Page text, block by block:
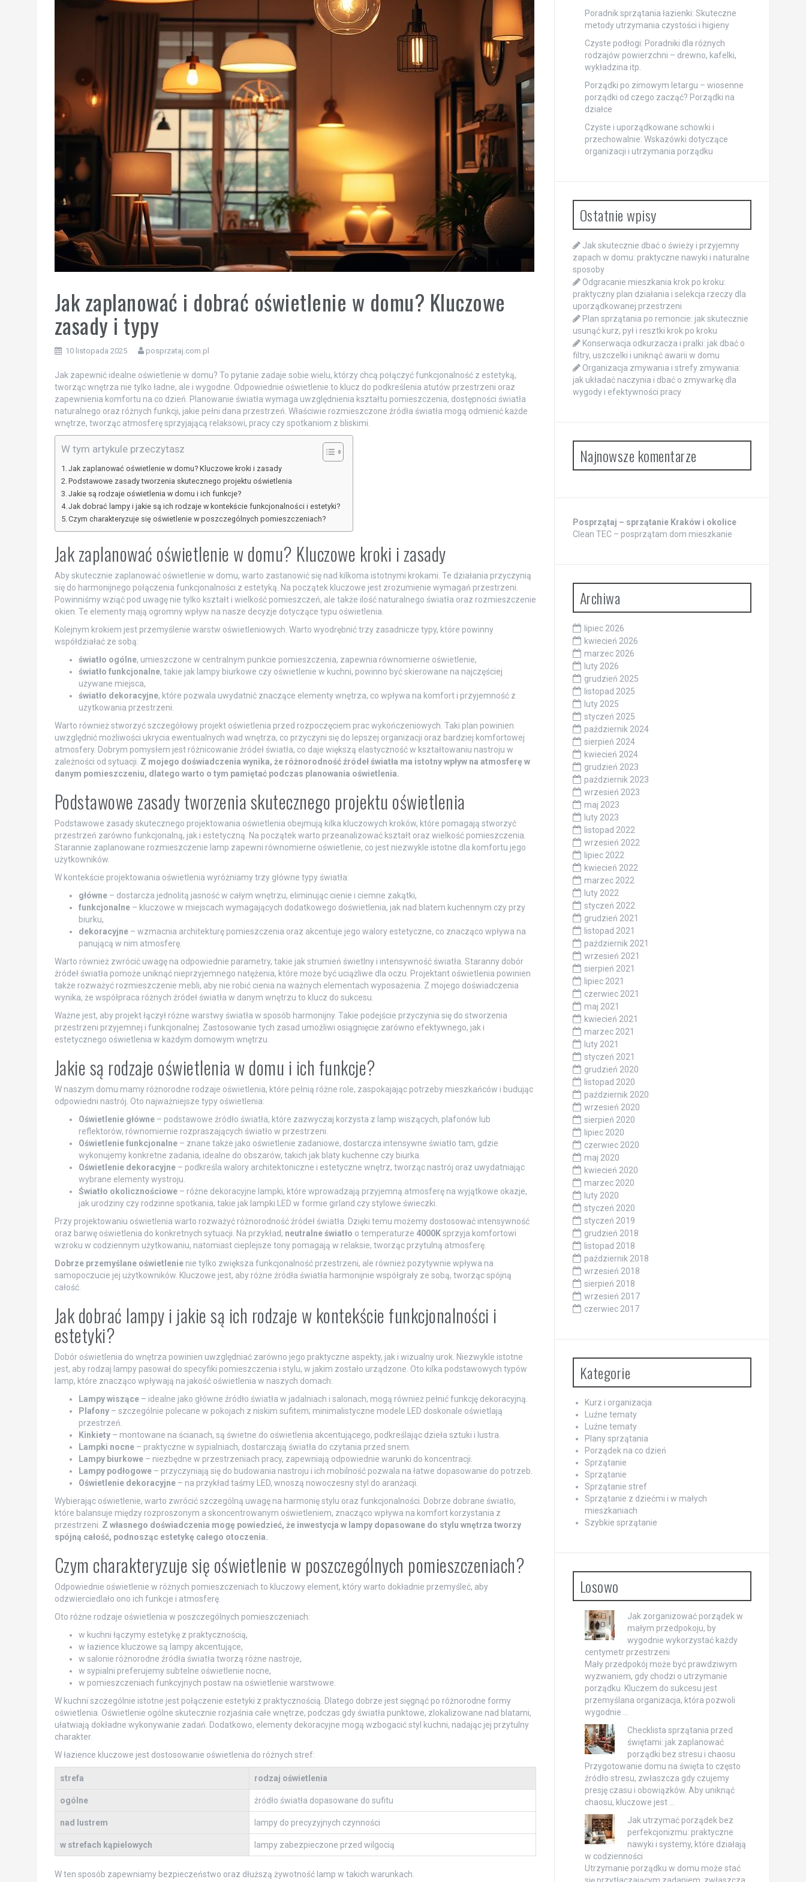
Jak zaplanować i dobrać oświetlenie w domu? Kluczowe
zasady i typy
10 listopada 2025 posprzataj.com.pl
Jak zapewnić idealne oświetlenie w domu? To pytanie zadaje sobie wielu, którzy chcą połączyć funkcjonalność z estetyką,
tworząc wnętrza nie tylko ładne, ale i wygodne. Odpowiednie oświetlenie to klucz do podkreślenia atutów przestrzeni oraz
zapewnienia komfortu na co dzień. Planowanie światła wymaga uwzględnienia kształtu pomieszczenia, dostępności światła
naturalnego oraz różnych funkcji, jakie pełni dana przestrzeń. Właściwie rozmieszczone źródła światła mogą odmienić każde
wnętrze, tworząc atmosferę sprzyjającą relaksowi, pracy czy spotkaniom z bliskimi.
W tym artykule przeczytasz
Jak zaplanować oświetlenie w domu? Kluczowe kroki i zasady
Podstawowe zasady tworzenia skutecznego projektu oświetlenia
Jakie są rodzaje oświetlenia w domu i ich funkcje?
Jak dobrać lampy i jakie są ich rodzaje w kontekście funkcjonalności i estetyki?
Czym charakteryzuje się oświetlenie w poszczególnych pomieszczeniach?
Jak zaplanować oświetlenie w domu? Kluczowe kroki i zasady
Aby skutecznie zaplanować oświetlenie w domu, warto zastanowić się nad kilkoma istotnymi krokami. Te działania przyczynią
się do harmonijnego połączenia funkcjonalności z estetyką. Na początek kluczowe jest zrozumienie wymagań przestrzeni.
Powinniśmy wziąć pod uwagę nie tylko kształt i wielkość pomieszczeń, ale także ilość naturalnego światła oraz rozmieszczenie
okien. Te elementy mają ogromny wpływ na nasze decyzje dotyczące typu oświetlenia.
Kolejnym krokiem jest przemyślenie warstw oświetleniowych. Warto wyodrębnić trzy zasadnicze typy, które powinny
współdziałać ze sobą:
światło ogólne, umieszczone w centralnym punkcie pomieszczenia, zapewnia równomierne oświetlenie,
światło funkcjonalne, takie jak lampy biurkowe czy oświetlenie w kuchni, powinno być skierowane na najczęściej
używane miejsca,
światło dekoracyjne, które pozwala uwydatnić znaczące elementy wnętrza, co wpływa na komfort i przyjemność z
użytkowania przestrzeni.
Warto również stworzyć szczegółowy projekt oświetlenia przed rozpoczęciem prac wykończeniowych. Taki plan powinien
uwzględnić możliwości ukrycia ewentualnych wad wnętrza, co przyczyni się do lepszej organizacji oraz bardziej komfortowej
atmosfery. Dobrym pomysłem jest różnicowanie źródeł światła, co daje większą elastyczność w kształtowaniu nastroju w
zależności od sytuacji. Z mojego doświadczenia wynika, że różnorodność źródeł światła ma istotny wpływ na atmosferę w
danym pomieszczeniu, dlatego warto o tym pamiętać podczas planowania oświetlenia.
Podstawowe zasady tworzenia skutecznego projektu oświetlenia
Podstawowe zasady skutecznego projektowania oświetlenia obejmują kilka kluczowych kroków, które pomagają stworzyć
przestrzeń zarówno funkcjonalną, jak i estetyczną. Na początek warto przeanalizować kształt oraz wielkość pomieszczenia.
Starannie zaplanowane rozmieszczenie lamp zapewni równomierne oświetlenie, co jest niezwykle istotne dla komfortu jego
użytkowników.
W kontekście projektowania oświetlenia wyróżniamy trzy główne typy światła:
główne– dostarcza jednolitą jasność w całym wnętrzu, eliminując cienie i ciemne zakątki,
funkcjonalne– kluczowe w miejscach wymagających dodatkowego doświetlenia, jak nad blatem kuchennym czy przy
biurku,
dekoracyjne– wzmacnia architekturę pomieszczenia oraz akcentuje jego walory estetyczne, co znacząco wpływa na
panującą w nim atmosferę.
Warto również zwrócić uwagę na odpowiednie parametry, takie jak strumień świetlny i intensywność światła. Staranny dobór
źródeł światła pomoże uniknąć nieprzyjemnego natężenia, które może być uciążliwe dla oczu. Projektant oświetlenia powinien
także rozważyć rozmieszczenie mebli, aby nie robić cienia na ważnych elementach wyposażenia. Z mojego doświadczenia
wynika, że współpraca różnych źródeł światła w danym wnętrzu to klucz do sukcesu.
Ważne jest, aby projekt łączył różne warstwy światła w sposób harmonijny. Takie podejście przyczynia się do stworzenia
przestrzeni przyjemnej i funkcjonalnej. Zastosowanie tych zasad umożliwi osiągnięcie zarówno efektywnego, jak i
estetycznego oświetlenia w każdym domowym wnętrzu.
Jakie są rodzaje oświetlenia w domu i ich funkcje?
W naszym domu mamy różnorodne rodzaje oświetlenia, które pełnią różne role, zaspokajając potrzeby mieszkańców i budując
odpowiedni nastrój. Oto najważniejsze typy oświetlenia:
Oświetlenie główne– podstawowe źródło światła, które zazwyczaj korzysta z lamp wiszących, plafonów lub
reflektorów, równomiernie rozpraszających światło w przestrzeni.
Oświetlenie funkcjonalne– znane także jako oświetlenie zadaniowe, dostarcza intensywne światło tam, gdzie
wykonujemy konkretne zadania, idealne do obszarów, takich jak blaty kuchenne czy biurka.
Oświetlenie dekoracyjne– podkreśla walory architektoniczne i estetyczne wnętrz, tworząc nastrój oraz uwydatniając
wybrane elementy wystroju.
Światło okolicznościowe– różne dekoracyjne lampki, które wprowadzają przyjemną atmosferę na wyjątkowe okazje,
jak urodziny czy rodzinne spotkania, takie jak lampki LED w formie girland czy stylowe świeczki.
Przy projektowaniu oświetlenia warto rozważyć różnorodność źródeł światła. Dzięki temu możemy dostosować intensywność
oraz barwę oświetlenia do konkretnych sytuacji. Na przykład, neutralne światło o temperaturze 4000Ksprzyja komfortowi
wzroku w codziennym użytkowaniu, natomiast cieplejsze tony pomagają w relaksie, tworząc przytulną atmosferę.
Dobrze przemyślane oświetlenienie tylko zwiększa funkcjonalność przestrzeni, ale również pozytywnie wpływa na
samopoczucie jej użytkowników. Kluczowe jest, aby różne źródła światła harmonijnie współgrały ze sobą, tworząc spójną
całość.
Jak dobrać lampy i jakie są ich rodzaje w kontekście funkcjonalności i
estetyki?
Dobór oświetlenia do wnętrza powinien uwzględniać zarówno jego praktyczne aspekty, jak i wizualny urok. Niezwykle istotne
jest, aby rodzaj lampy pasował do specyfiki pomieszczenia i stylu, w jakim zostało urządzone. Oto kilka podstawowych typów
lamp, które znacząco wpływają na jakość oświetlenia w naszych domach:
Lampy wiszące– idealne jako główne źródło światła w jadalniach i salonach, mogą również pełnić funkcję dekoracyjną.
Plafony– szczególnie polecane w pokojach z niskim sufitem; minimalistyczne modele LED doskonale oświetlają
przestrzeń.
Kinkiety– montowane na ścianach, są świetne do oświetlenia akcentującego, podkreślając dzieła sztuki i lustra.
Lampki nocne– praktyczne w sypialniach, dostarczają światła do czytania przed snem.
Lampy biurkowe– niezbędne w przestrzeniach pracy, zapewniają odpowiednie warunki do koncentracji.
Lampy podłogowe– przyczyniają się do budowania nastroju i ich mobilność pozwala na łatwe dopasowanie do potrzeb.
Oświetlenie dekoracyjne– na przykład taśmy LED, wnoszą nowoczesny styl do aranżacji.
Wybierając oświetlenie, warto zwrócić szczególną uwagę na harmonię stylu oraz funkcjonalności. Dobrze dobrane światło,
które balansuje między rozproszonym a skoncentrowanym oświetleniem, znacząco wpływa na komfort korzystania z
przestrzeni. Z własnego doświadczenia mogę powiedzieć, że inwestycja w lampy dopasowane do stylu wnętrza tworzy
spójną całość, podnosząc estetykę całego otoczenia.
Czym charakteryzuje się oświetlenie w poszczególnych pomieszczeniach?
Odpowiednie oświetlenie w różnych pomieszczeniach to kluczowy element, który warto dokładnie przemyśleć, aby
odzwierciedlało ono ich funkcje i atmosferę.
Oto różne rodzaje oświetlenia w poszczególnych pomieszczeniach:
w kuchni łączymy estetykę z praktycznością,
w łazience kluczowe są lampy akcentujące,
w salonie różnorodne źródła światła tworzą różne nastroje,
w sypialni preferujemy subtelne oświetlenie nocne,
w pomieszczeniach funkcyjnych postaw na oświetlenie warstwowe.
W kuchni szczególnie istotne jest połączenie estetyki z praktycznością. Dlatego dobrze jest sięgnąć po różnorodne formy
oświetlenia. Oświetlenie ogólne skutecznie rozjaśnia całe wnętrze, podczas gdy światła punktowe, zlokalizowane nad blatami,
ułatwiają dokładne wykonywanie zadań. Dodatkowo, elementy dekoracyjne mogą wzbogacić styl kuchni, nadając jej przytulny
charakter.
W łazience kluczowe jest dostosowanie oświetlenia do różnych stref:
strefa rodzaj oświetlenia
ogólne źródło światła dopasowane do sufitu
nad lustrem lampy do precyzyjnych czynności
w strefach kąpielowych lampy zabezpieczone przed wilgocią
W ten sposób zapewniamy bezpieczeństwo oraz dłuższą żywotność lamp w takich warunkach.
Poradnik sprzątania łazienki: Skuteczne
metody utrzymania czystości i higieny
Czyste podłogi: Poradniki dla różnych
rodzajów powierzchni – drewno, kafelki,
wykładzina itp.
Porządki po zimowym letargu – wiosenne
porządki od czego zacząć? Porządki na
działce
Czyste i uporządkowane schowki i
przechowalnie: Wskazówki dotyczące
organizacji i utrzymania porządku
Ostatnie wpisy
Jak skutecznie dbać o świeży i przyjemny
zapach w domu: praktyczne nawyki i naturalne
sposoby
Odgracanie mieszkania krok po kroku:
praktyczny plan działania i selekcja rzeczy dla
uporządkowanej przestrzeni
Plan sprzątania po remoncie: jak skutecznie
usunąć kurz, pył i resztki krok po kroku
Konserwacja odkurzacza i pralki: jak dbać o
filtry, uszczelki i uniknąć awarii w domu
Organizacja zmywania i strefy zmywania:
jak układać naczynia i dbać o zmywarkę dla
wygody i efektywności pracy
Najnowsze komentarze
Posprzątaj – sprzątanie Kraków i okolice
Clean TEC – posprzątam dom mieszkanie
Archiwa
lipiec 2026
kwiecień 2026
marzec 2026
luty 2026
grudzień 2025
listopad 2025
luty 2025
styczeń 2025
październik 2024
sierpień 2024
kwiecień 2024
grudzień 2023
październik 2023
wrzesień 2023
maj 2023
luty 2023
listopad 2022
wrzesień 2022
lipiec 2022
kwiecień 2022
marzec 2022
luty 2022
styczeń 2022
grudzień 2021
listopad 2021
październik 2021
wrzesień 2021
sierpień 2021
lipiec 2021
czerwiec 2021
maj 2021
kwiecień 2021
marzec 2021
luty 2021
styczeń 2021
grudzień 2020
listopad 2020
październik 2020
wrzesień 2020
sierpień 2020
lipiec 2020
czerwiec 2020
maj 2020
kwiecień 2020
marzec 2020
luty 2020
styczeń 2020
styczeń 2019
grudzień 2018
listopad 2018
październik 2018
wrzesień 2018
sierpień 2018
wrzesień 2017
czerwiec 2017
Kategorie
Kurz i organizacja
Luźne tematy
Luźne tematy
Plany sprzątania
Porządek na co dzień
Sprzątanie
Sprzątanie
Sprzątanie stref
Sprzątanie z dziećmi i w małych
mieszkaniach
Szybkie sprzątanie
Losowo
Jak zorganizować porządek w
małym przedpokoju, by
wygodnie wykorzystać każdy
centymetr przestrzeni
Mały przedpokój może być prawdziwym
wyzwaniem, gdy chodzi o utrzymanie
porządku. Kluczem do sukcesu jest
przemyślana organizacja, która pozwoli
wygodnie …
Checklista sprzątania przed
świętami: jak zaplanować
porządki bez stresu i chaosu
Przygotowanie domu na święta to często
źródło stresu, zwłaszcza gdy czujemy
presję czasu i obowiązków. Aby uniknąć
chaosu, kluczowe jest …
Jak utrzymać porządek bez
perfekcjonizmu: praktyczne
nawyki i systemy, które działają
w codzienności
Utrzymanie porządku w domu może stać